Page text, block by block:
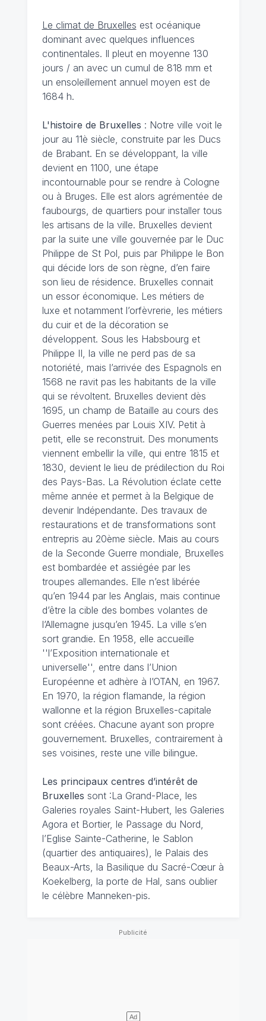
Le climat de Bruxelles est océanique
dominant avec quelques influences
continentales. Il pleut en moyenne 130
jours / an avec un cumul de 818 mm et
un ensoleillement annuel moyen est de
1684 h.
L'histoire de Bruxelles : Notre ville voit le
jour au 11è siècle, construite par les Ducs
de Brabant. En se développant, la ville
devient en 1100, une étape
incontournable pour se rendre à Cologne
ou à Bruges. Elle est alors agrémentée de
faubourgs, de quartiers pour installer tous
les artisans de la ville. Bruxelles devient
par la suite une ville gouvernée par le Duc
Philippe de St Pol, puis par Philippe le Bon
qui décide lors de son règne, d’en faire
son lieu de résidence. Bruxelles connait
un essor économique. Les métiers de
luxe et notamment l’orfèvrerie, les métiers
du cuir et de la décoration se
développent. Sous les Habsbourg et
Philippe II, la ville ne perd pas de sa
notoriété, mais l’arrivée des Espagnols en
1568 ne ravit pas les habitants de la ville
qui se révoltent. Bruxelles devient dès
1695, un champ de Bataille au cours des
Guerres menées par Louis XIV. Petit à
petit, elle se reconstruit. Des monuments
viennent embellir la ville, qui entre 1815 et
1830, devient le lieu de prédilection du Roi
des Pays-Bas. La Révolution éclate cette
même année et permet à la Belgique de
devenir Indépendante. Des travaux de
restaurations et de transformations sont
entrepris au 20ème siècle. Mais au cours
de la Seconde Guerre mondiale, Bruxelles
est bombardée et assiégée par les
troupes allemandes. Elle n’est libérée
qu’en 1944 par les Anglais, mais continue
d’être la cible des bombes volantes de
l’Allemagne jusqu’en 1945. La ville s’en
sort grandie. En 1958, elle accueille
''l’Exposition internationale et
universelle'', entre dans l’Union
Européenne et adhère à l’OTAN, en 1967.
En 1970, la région flamande, la région
wallonne et la région Bruxelles-capitale
sont créées. Chacune ayant son propre
gouvernement. Bruxelles, contrairement à
ses voisines, reste une ville bilingue.
Les principaux centres d’intérêt de
Bruxelles sont :La Grand-Place, les
Galeries royales Saint-Hubert, les Galeries
Agora et Bortier, le Passage du Nord,
l’Eglise Sainte-Catherine, le Sablon
(quartier des antiquaires), le Palais des
Beaux-Arts, la Basilique du Sacré-Cœur à
Koekelberg, la porte de Hal, sans oublier
le célèbre Manneken-pis.